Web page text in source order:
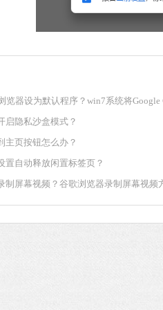
启隐私沙盒模式？
主页按钮怎么办？
置自动释放闲置标签页？
制屏幕视频？谷歌浏览器录制屏幕视频